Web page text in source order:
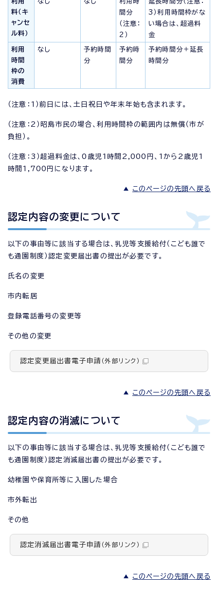
料（キ
ャンセ
ル料）
間分
（注意：
2）
3）利用時間枠がな
い場合は、超過料
金
利用
時間
枠の
消費
なし
予約時間
分
予約時
間分
予約時間分＋延長
時間分
（注意：1）前日には、土日祝日や年末年始も含まれます。
（注意：2）昭島市民の場合、利用時間枠の範囲内は無償（市が
負担）。
（注意：3）超過料金は、0歳児1時間2,000円、1から2歳児1
時間1,700円になります。
このページの先頭へ戻る
認定内容の変更について
以下の事由等に該当する場合は、乳児等支援給付（こども誰で
も通園制度）認定変更届出書の提出が必要です。
氏名の変更
市内転居
登録電話番号の変更等
その他の変更
認定変更届出書電子申請 （外部リンク）
このページの先頭へ戻る
認定内容の消滅について
以下の事由等に該当する場合は、乳児等支援給付（こども誰で
も通園制度）認定消滅届出書の提出が必要です。
幼稚園や保育所等に入園した場合
市外転出
その他
認定消滅届出書電子申請 （外部リンク）
このページの先頭へ戻る